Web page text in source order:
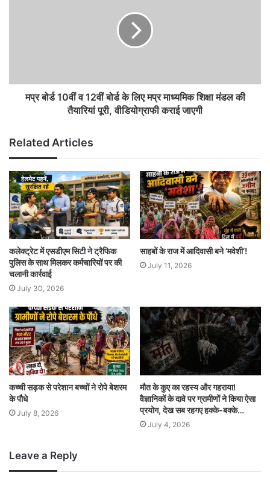
मप्र बोर्ड 10वीं व 12वीं बोर्ड के लिए मप्र माध्यमिक शिक्षा मंडल की
तैयारियां पूरी, वीडियोग्राफी कराई जाएगी
Related Articles
कलेक्ट्रेट में एसडीएम सिटी ने ट्रैफिक
पुलिस के साथ मिलकर कर्मचारियों पर की
चलानी कार्रवाई
July 30, 2026
साहबों के राज में आदिवासी बने ‘मवेशी’!
July 11, 2026
कच्ची सड़क से परेशान बच्चों ने रोपे बेशरम
के पौधे
July 8, 2026
मौत के कुए का रहस्य और गहराया!
वैज्ञानिकों के दावे पर ग्रामीणों ने किया ऐसा
प्रयोग, देख सब रहगए हक्के-बक्के…
July 4, 2026
Leave a Reply